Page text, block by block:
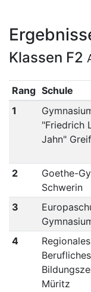
Klassen F2
Rang Schule
1
"Friedrich
Jahn"
2
Goethe-
Schwerin
3
4
Regionales
Berufliches
Müritz